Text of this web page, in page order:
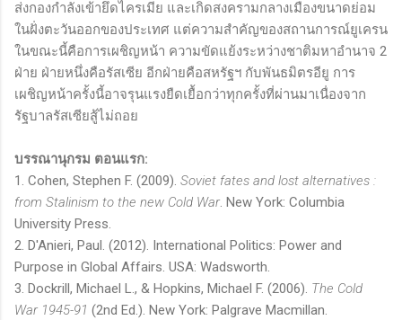
ส่งกองกำลังเข้ายึดไครเมีย และเกิดสงครามกลางเมืองขนาดย่อม
ในฝั่งตะวันออกของประเทศ แต่ความสำคัญของสถานการณ์ยูเครน
ในขณะนี้คือการเผชิญหน้า ความขัดแย้งระหว่างชาติมหาอำนาจ 2
ฝ่าย ฝ่ายหนึ่งคือรัสเซีย อีกฝ่ายคือสหรัฐฯ กับพันธมิตรอียู การ
เผชิญหน้าครั้งนี้อาจรุนแรงยืดเยื้อกว่าทุกครั้งที่ผ่านมาเนื่องจาก
รัฐบาลรัสเซียสู้ไม่ถอย
บรรณานุกรม ตอนแรก:
1. Cohen, Stephen F. (2009). Soviet fates and lost alternatives :
from Stalinism to the new Cold War. New York: Columbia
University Press.
2. D'Anieri, Paul. (2012). International Politics: Power and
Purpose in Global Affairs. USA: Wadsworth.
3. Dockrill, Michael L., & Hopkins, Michael F. (2006). The Cold
War 1945-91 (2nd Ed.). New York: Palgrave Macmillan.